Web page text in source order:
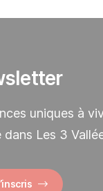
uniques à
dans Les 3